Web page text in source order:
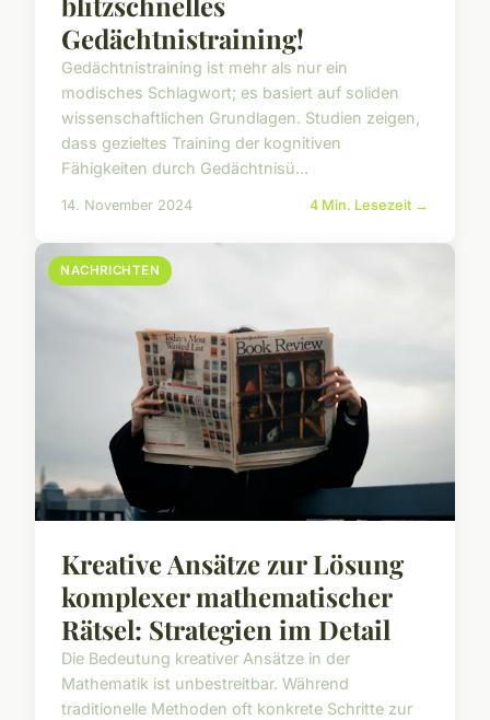
Gedächtnistraining!
Gedächtnistraining ist mehr als nur ein
modisches Schlagwort; es basiert auf soliden
wissenschaftlichen Grundlagen. Studien zeigen,
dass gezieltes Training der kognitiven
Fähigkeiten durch Gedächtnisü...
14. November 2024 4 Min. Lesezeit →
NACHRICHTEN
Kreative Ansätze zur Lösung
komplexer mathematischer
Rätsel: Strategien im Detail
Die Bedeutung kreativer Ansätze in der
Mathematik ist unbestreitbar. Während
traditionelle Methoden oft konkrete Schritte zur